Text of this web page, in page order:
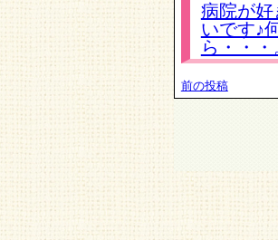
病院が
いです♪
ら・・・
前の投稿